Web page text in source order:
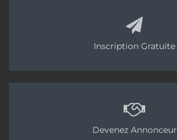
Inscription Gratuite
Devenez Annonceur